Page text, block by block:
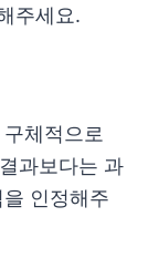
주세요.
체적으로
과보다는 과
인정해주